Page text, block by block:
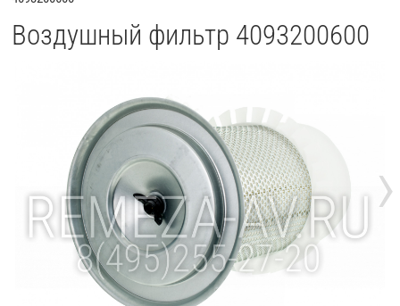
Воздушный фильтр 4093200600
›